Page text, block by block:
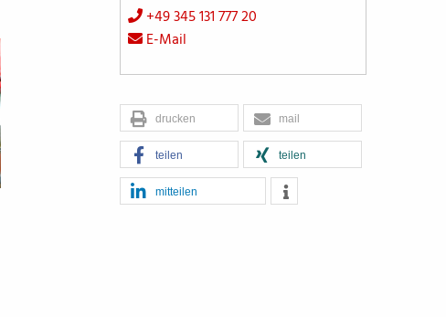
+49 345 131 777 20
E-Mail
drucken mail
teilen teilen
mitteilen